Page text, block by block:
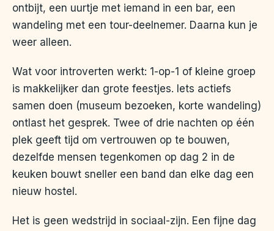
ontbijt, een uurtje met iemand in een bar, een
wandeling met een tour-deelnemer. Daarna kun je
weer alleen.
Wat voor introverten werkt: 1-op-1 of kleine groep
is makkelijker dan grote feestjes. Iets actiefs
samen doen (museum bezoeken, korte wandeling)
ontlast het gesprek. Twee of drie nachten op één
plek geeft tijd om vertrouwen op te bouwen,
dezelfde mensen tegenkomen op dag 2 in de
keuken bouwt sneller een band dan elke dag een
nieuw hostel.
Het is geen wedstrijd in sociaal-zijn. Een fijne dag